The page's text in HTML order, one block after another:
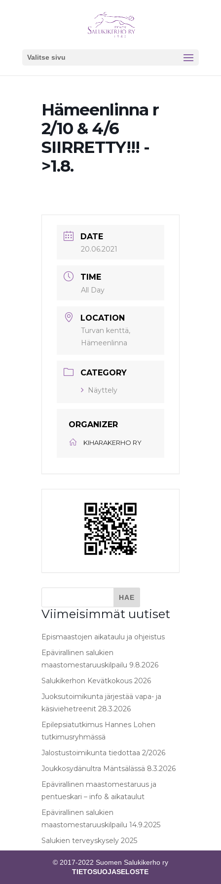
Valitse sivu
Hämeenlinna r
2/10 & 4/6
SIIRRETTY!!! -
>1.8.
DATE
20.06.2021
TIME
All Day
LOCATION
Turvan kenttä,
Hämeenlinna
CATEGORY
Näyttely
ORGANIZER
KIHARAKERHO RY
Viimeisimmät uutiset
Epismaastojen aikataulu ja ohjeistus
Epävirallinen salukien
maastomestaruuskilpailu 9.8.2026
Salukikerhon Kevätkokous 2026
Juoksutoimikunta järjestää vapa- ja
käsiviehetreenit 28.3.2026
Epilepsiatutkimus Hannes Lohen
tutkimusryhmässä
Jalostustoimikunta tiedottaa 2/2026
Joukkosydänultra Mäntsälässä 8.3.2026
Epävirallinen maastomestaruus ja
pentueskari – info & aikataulut
Epävirallinen salukien
maastomestaruuskilpailu 14.9.2025
Salukien terveyskysely 2025
© 2017-2022 Suomen Salukikerho ry
TIETOSUOJASELOSTE